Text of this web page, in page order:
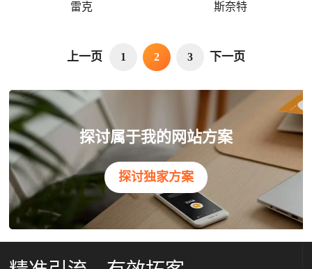
雷克 斯奈特
上一页 1 2 3 下一页
探讨属于我的网站方案
探讨独家方案